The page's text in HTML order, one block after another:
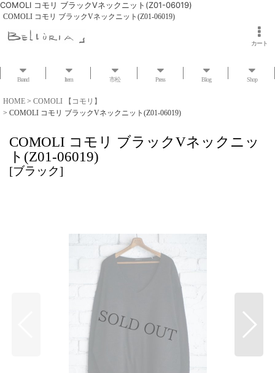
COMOLI コモリ ブラックVネックニット(Z01-06019)
COMOLI コモリ ブラックVネックニット(Z01-06019)
カート
Brand Item 市松 Press Blog Shop
HOME > COMOLI 【コモリ】
> COMOLI コモリ ブラックVネックニット(Z01-06019)
COMOLI コモリ ブラックVネックニッ
ト(Z01-06019)
[ブラック]